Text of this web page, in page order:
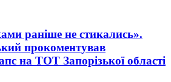
раніше не стикались».
прокоментував
на ТОТ Запорізької області